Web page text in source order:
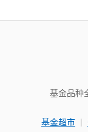
基金品种
基金超市 |